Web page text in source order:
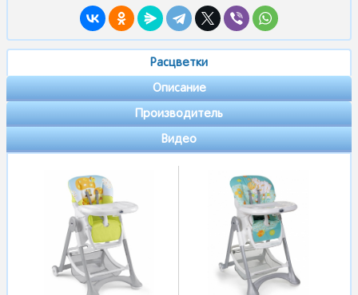
Расцветки
Описание
Производитель
Видео